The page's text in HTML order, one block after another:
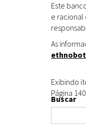
Este
e racional
As
Exibindo
Página
Buscar